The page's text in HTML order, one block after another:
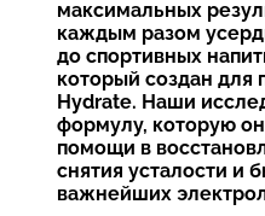
максимальных
каждым разом
до спортивных
который создан
Hydrate. Наши
формулу, которую
помощи в
снятия усталости и
важнейших